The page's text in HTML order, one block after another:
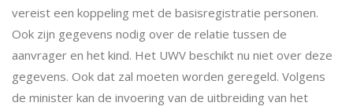
vereist een koppeling met de basisregistratie personen.
Ook zijn gegevens nodig over de relatie tussen de
aanvrager en het kind. Het UWV beschikt nu niet over deze
gegevens. Ook dat zal moeten worden geregeld. Volgens
de minister kan de invoering van de uitbreiding van het